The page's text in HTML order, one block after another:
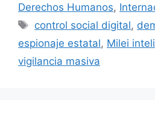
Derechos Humanos,
control social digital,
espionaje estatal, Milei
vigilancia masiva